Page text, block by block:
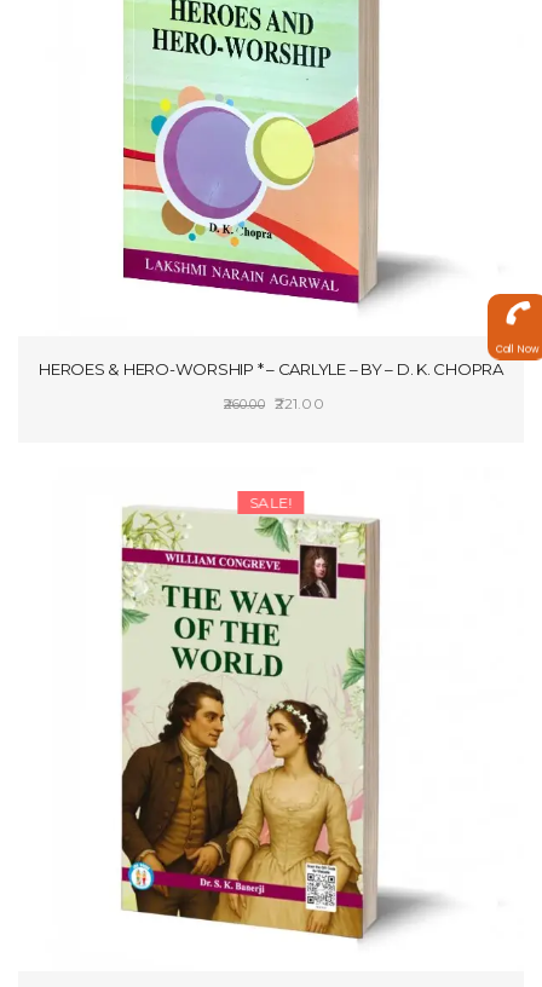
HEROES & HERO-WORSHIP * – CARLYLE – BY – D. K. CHOPRA
260.00
Original
₹260.00.
221.00Current
SALE!
Call Now